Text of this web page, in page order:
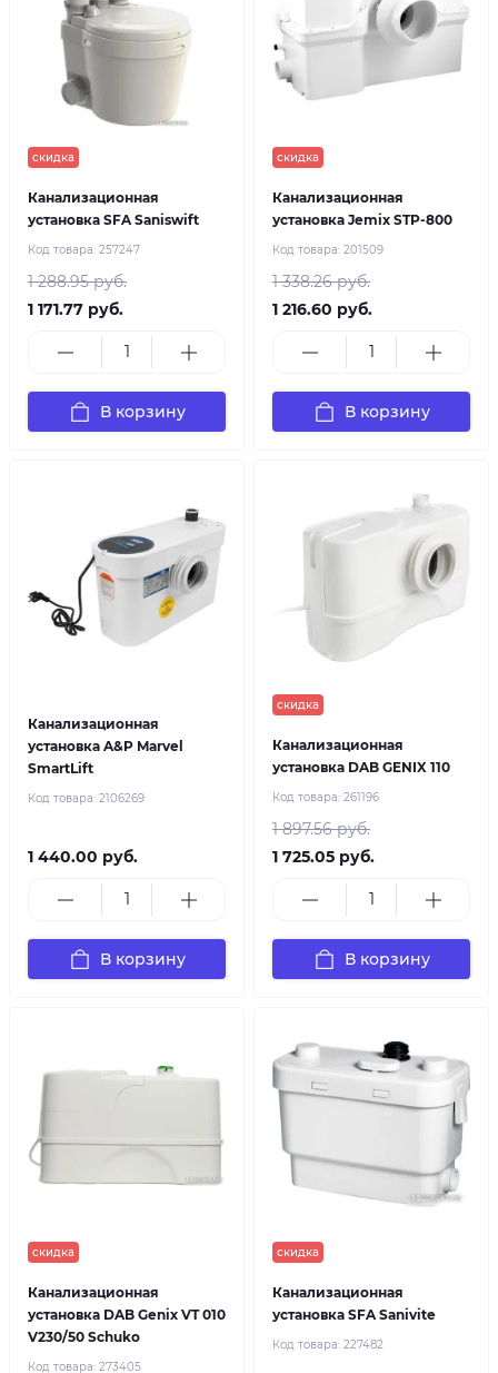
скидка
Канализационная
установка SFA Saniswift
Код товара: 257247
1 288.95 руб.
1 171.77 руб.
В корзину
скидка
Канализационная
установка Jemix STP-800
Код товара: 201509
1 338.26 руб.
1 216.60 руб.
В корзину
Канализационная
установка A&P Marvel
SmartLift
Код товара: 2106269
1 440.00 руб.
В корзину
скидка
Канализационная
установка DAB GENIX 110
Код товара: 261196
1 897.56 руб.
1 725.05 руб.
В корзину
скидка
Канализационная
установка DAB Genix VT 010
V230/50 Schuko
Код товара: 273405
скидка
Канализационная
установка SFA Sanivite
Код товара: 227482